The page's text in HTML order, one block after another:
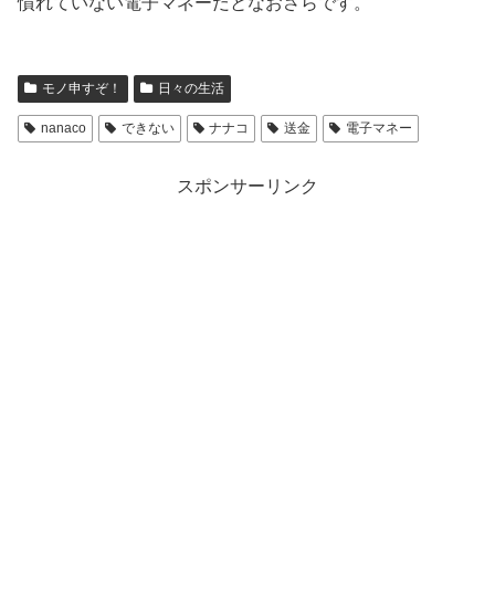
モノ申すぞ！ 日々の生活
nanaco できない ナナコ 送金 電子マネー
スポンサーリンク